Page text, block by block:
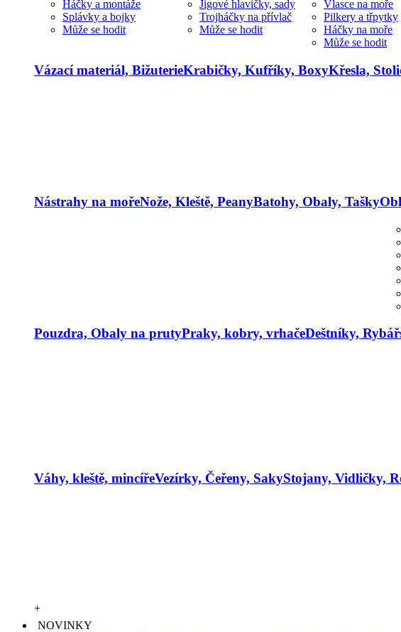
Háčky a montáže
Splávky a bojky
Může se hodit
Jigové hlavičky, sady
Trojháčky na přívlač
Může se hodit
Vlasce na moře
Pilkery a třpytky
Háčky na moře
Může se hodit
Vázací materiál, BižuterieKrabičky, Kufříky, BoxyKřesla,
Nástrahy na mořeNože, Kleště, PeanyBatohy, Obaly, Tašky
Pouzdra, Obaly na prutyPraky, kobry, vrhačeDeštníky,
Váhy, kleště, mincířeVezírky, Čeřeny, SakyStojany, Vidličky,
+
NOVINKY